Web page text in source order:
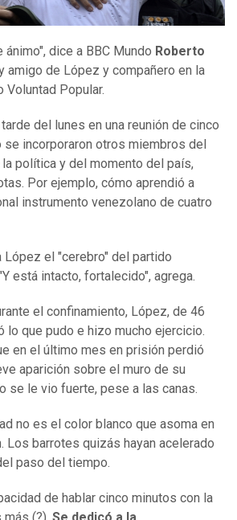
dice a BBC Mundo Roberto
amigo de López y compañero en la
Popular.
del lunes en una reunión de cinco
se incorporaron otros miembros del
política y del momento del país,
Por ejemplo, cómo aprendió a
instrumento venezolano de cuatro
López el "cerebro" del partido
está intacto, fortalecido", agrega.
el confinamiento, López, de 46
lo que pudo e hizo mucho ejercicio.
en el último mes en prisión perdió
aparición sobre el muro de su
se le vio fuerte, pese a las canas.
no es el color blanco que asoma en
Los barrotes quizás hayan acelerado
paso del tiempo.
de hablar cinco minutos con la